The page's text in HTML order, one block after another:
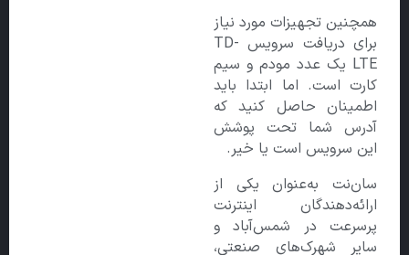
همچنین تجهیزات مورد نیاز
برای دریافت سرویس TD-
LTE یک عدد مودم و سیم
کارت است. اما ابتدا باید
اطمینان حاصل کنید که
آدرس شما تحت پوشش
این سرویس است یا خیر.
سان‌نت به‌عنوان یکی از
ارائه‌دهندگان اینترنت
پرسرعت در شمس‌آباد و
سایر شهرک‌های صنعتی،